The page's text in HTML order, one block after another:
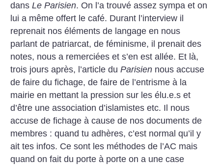
dansLe Parisien. On l’a trouvé assez sympa et on
lui a même offert le café. Durant l’interview il
reprenait nos éléments de langage en nous
parlant de patriarcat, de féminisme, il prenait des
notes, nous a remerciées et s’en est allée. Et là,
trois jours après, l’article duParisien nous accuse
de faire du fichage, de faire de l’entrisme à la
mairie en mettant la pression sur les élu.e.s et
d’être une association d’islamistes etc. Il nous
accuse de fichage à cause de nos documents de
membres : quand tu adhères, c’est normal qu’il y
ait tes infos. Ce sont les méthodes de l’AC mais
quand on fait du porte à porte on a une case